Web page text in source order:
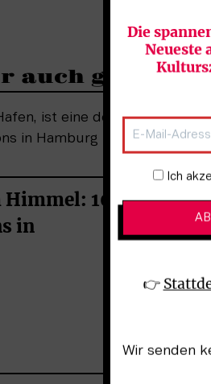
Die
Neueste
Newsletter-
Ich
👉
auch gefallen
10
in
MUSIK
Musik